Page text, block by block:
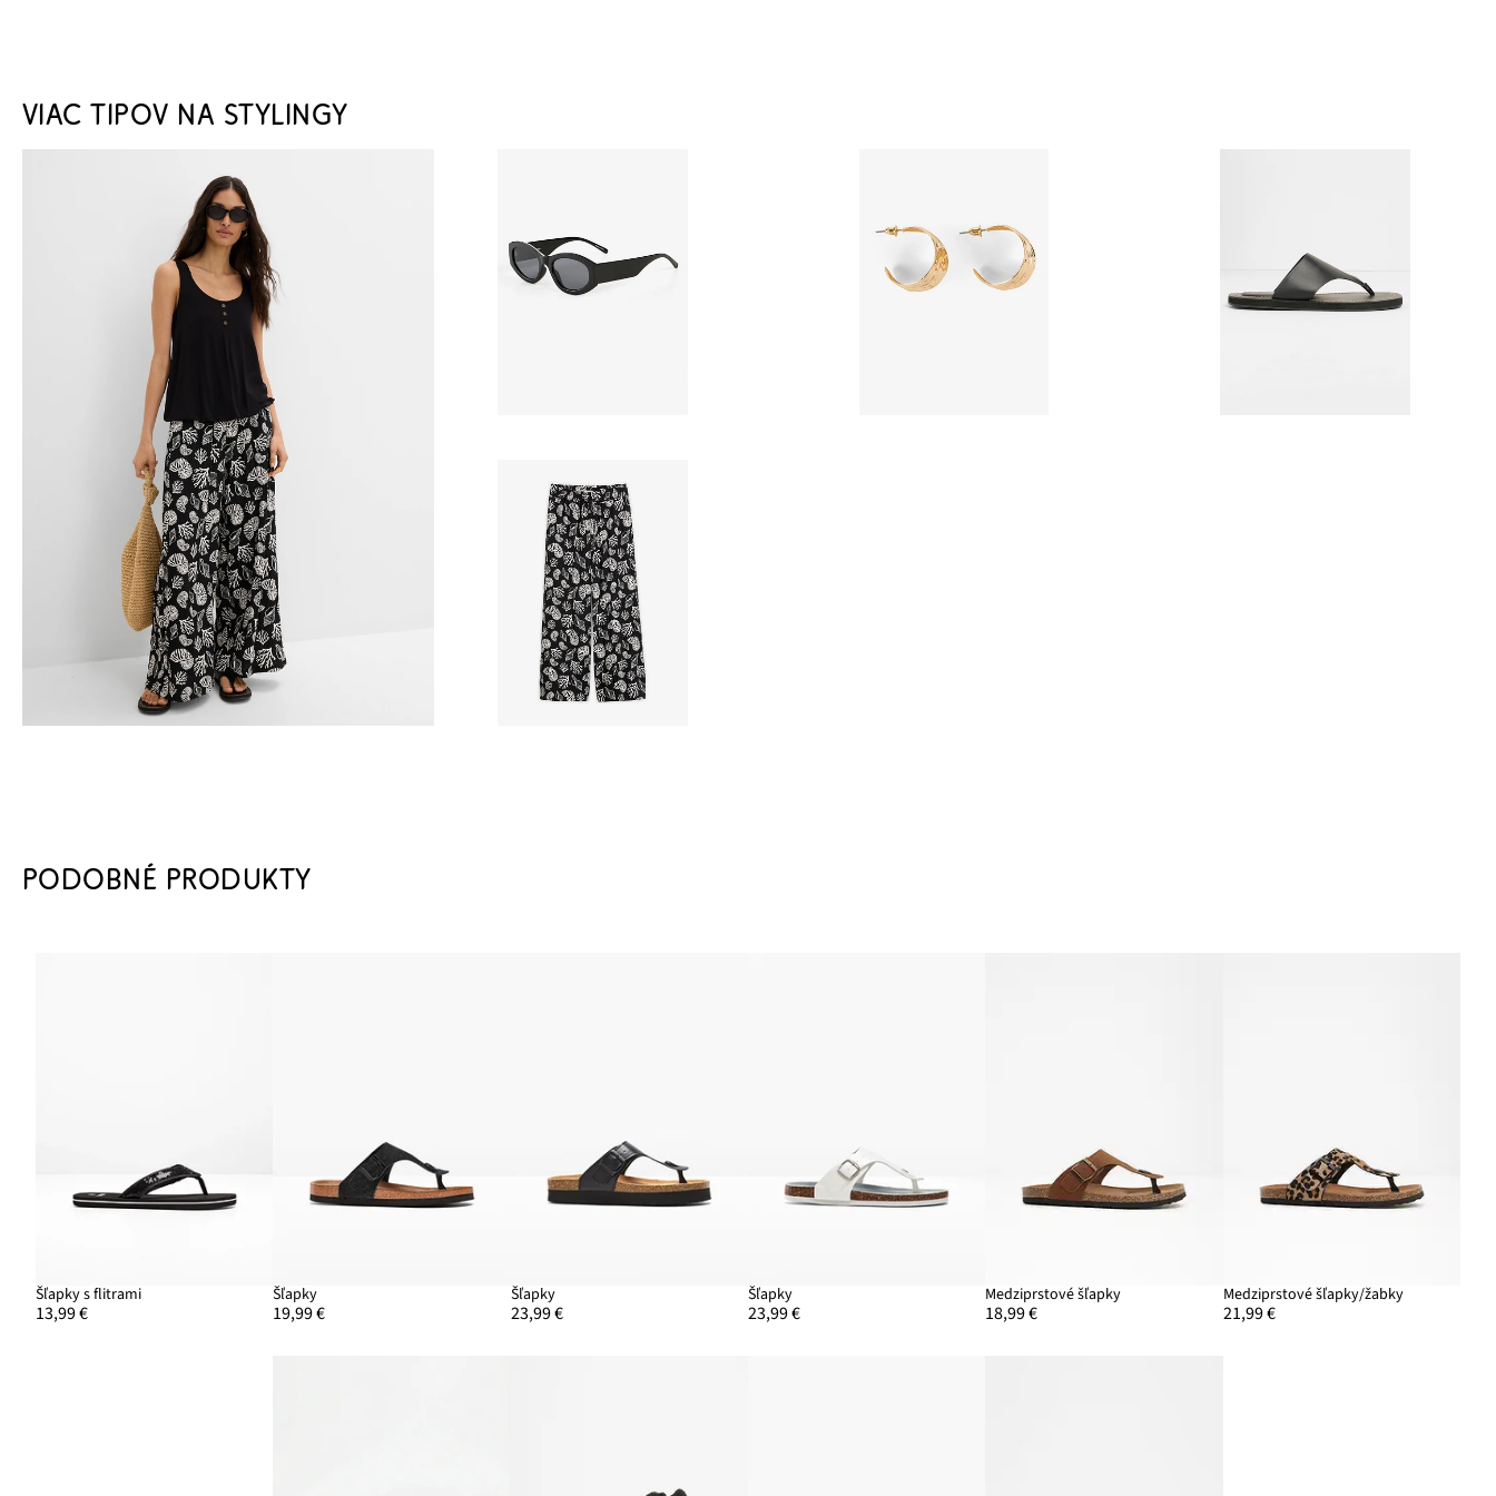
VIAC TIPOV NA STYLINGY
PODOBNÉ PRODUKTY
Šľapky s flitrami
13,99 €
Šľapky
19,99 €
Šľapky
23,99 €
Šľapky
23,99 €
Medziprstové šľapky
18,99 €
Medziprstové šľapky/žabky
21,99 €